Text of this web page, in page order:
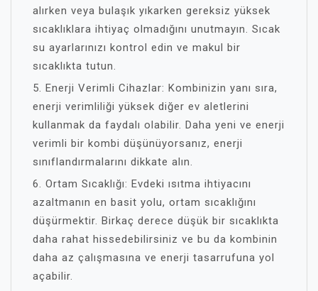
alırken veya bulaşık yıkarken gereksiz yüksek
sıcaklıklara ihtiyaç olmadığını unutmayın. Sıcak
su ayarlarınızı kontrol edin ve makul bir
sıcaklıkta tutun.
5. Enerji Verimli Cihazlar: Kombinizin yanı sıra,
enerji verimliliği yüksek diğer ev aletlerini
kullanmak da faydalı olabilir. Daha yeni ve enerji
verimli bir kombi düşünüyorsanız, enerji
sınıflandırmalarını dikkate alın.
6. Ortam Sıcaklığı: Evdeki ısıtma ihtiyacını
azaltmanın en basit yolu, ortam sıcaklığını
düşürmektir. Birkaç derece düşük bir sıcaklıkta
daha rahat hissedebilirsiniz ve bu da kombinin
daha az çalışmasına ve enerji tasarrufuna yol
açabilir.